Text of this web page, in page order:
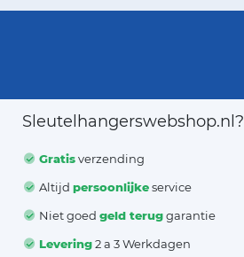
Sleutelhangerswebshop.nl?
Gratisverzending
Altijdpersoonlijkeservice
Niet goedgeld teruggarantie
Levering2 a 3 Werkdagen